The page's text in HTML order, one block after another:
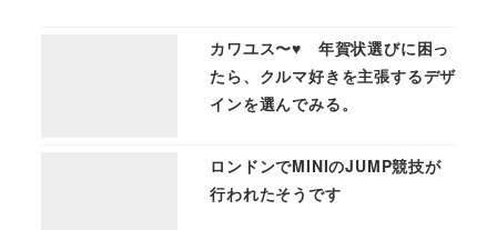
カワユス〜♥ 年賀状選びに困っ
たら、クルマ好きを主張するデザ
インを選んでみる。
ロンドンでMINIのJUMP競技が
行われたそうです